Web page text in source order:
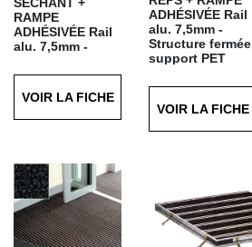
RAMPE
ADHÉSIVÉE Rail
alu. 7,5mm -
support PET
Finition : Grattant
Séchant Gris T61
VOIR LA FICHE
ADHÉSIVÉE Rail
alu. 7,5mm -
Structure fermée
support PET
Finition : REPS
anthracite T11
VOIR LA FICHE